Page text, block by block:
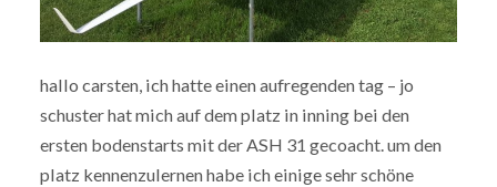
hallo carsten, ich hatte einen aufregenden tag – jo
schuster hat mich auf dem platz in inning bei den
ersten bodenstarts mit der ASH 31 gecoacht. um den
platz kennenzulernen habe ich einige sehr schöne